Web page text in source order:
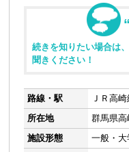
続きを知りたい場合は
聞きください！
路線・駅
ＪＲ高
所在地
群馬県高
施設形態
一般・